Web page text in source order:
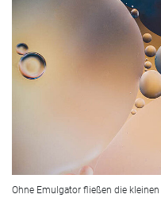
Ohne Emulgator fließen die